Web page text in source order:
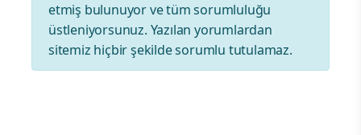
etmiş bulunuyor ve tüm sorumluluğu
üstleniyorsunuz. Yazılan yorumlardan
sitemiz hiçbir şekilde sorumlu tutulamaz.